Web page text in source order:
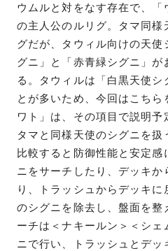
ウムルと対をなす存在で、「
の主人公のルリグ。タマ同様
グだが、タウィル向けの天使
グニ」と「赤青緑シグニ」が
る。タウィルは「白黒天使シ
とが多いため、今回はこちら
ワト」は、その項目で説明予
タマと同様天使のシグニを扱
比較すると防御性能と安定
ニをサーチしたり、デッキか
り、トラッシュからデッキ
のシグニを除去し、盤面を整
ーチは＜ナキールン＞＜シ
ニで行い、トラッシュとデッ